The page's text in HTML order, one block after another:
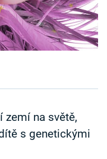
zemí na světě,
s genetickými